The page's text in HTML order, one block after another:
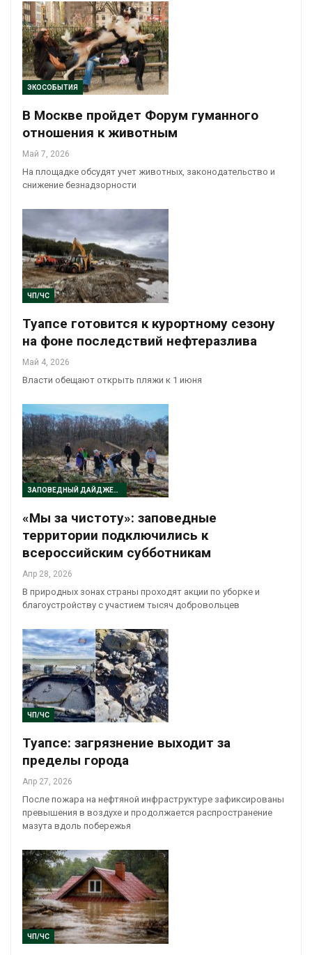
ЭКОСОБЫТИЯ
В Москве пройдет Форум гуманного
отношения к животным
Май 7, 2026
На площадке обсудят учет животных, законодательство и
снижение безнадзорности
ЧП/ЧС
Туапсе готовится к курортному сезону
на фоне последствий нефтеразлива
Май 4, 2026
Власти обещают открыть пляжи к 1 июня
ЗАПОВЕДНЫЙ ДАЙДЖЕСТ
«Мы за чистоту»: заповедные
территории подключились к
всероссийским субботникам
Апр 28, 2026
В природных зонах страны проходят акции по уборке и
благоустройству с участием тысяч добровольцев
ЧП/ЧС
Туапсе: загрязнение выходит за
пределы города
Апр 27, 2026
После пожара на нефтяной инфраструктуре зафиксированы
превышения в воздухе и продолжается распространение
мазута вдоль побережья
ЧП/ЧС